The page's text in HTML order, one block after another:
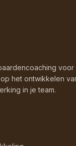
voor
het ontwikkelen
in je team.